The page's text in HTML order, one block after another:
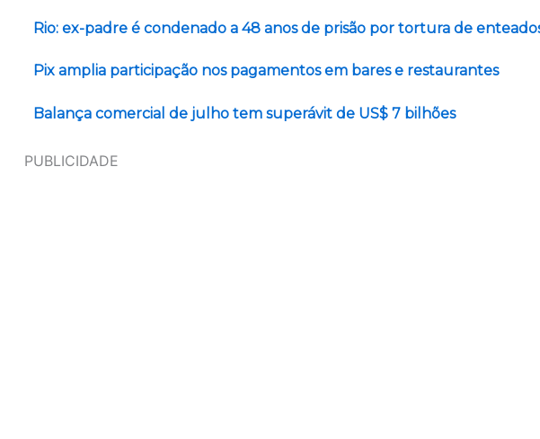
Rio: ex-padre é condenado a 48 anos de prisão por tortura de
Pix amplia participação nos pagamentos em bares e restaurantes
Balança comercial de julho tem superávit de US$ 7 bilhões
PUBLICIDADE